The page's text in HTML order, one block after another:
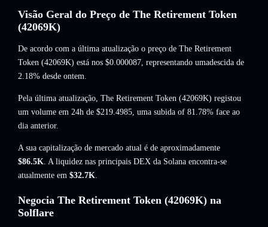
Visão Geral do Preço de The Retirement Token
(42069K)
De acordo com a última atualização o preço de The Retirement
Token (42069K) está nos $0.000087, representando umadescida de
2.18% desde ontem.
Pela última atualização, The Retirement Token (42069K) registou
um volume em 24h de $219.4985, uma subida of 81.78% face ao
dia anterior.
A sua capitalização de mercado atual é de aproximadamente
$86.5K. A liquidez nas principais DEX da Solana encontra-se
atualmente em $32.7K.
Negocia The Retirement Token (42069K) na
Solflare